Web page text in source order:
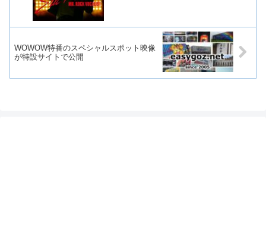
WOWOW特番のスペシャルスポット映像
が特設サイトで公開